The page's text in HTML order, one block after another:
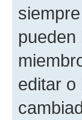
editar o